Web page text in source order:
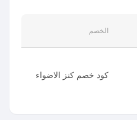
الخصم
كود خصم كنز الاضواء